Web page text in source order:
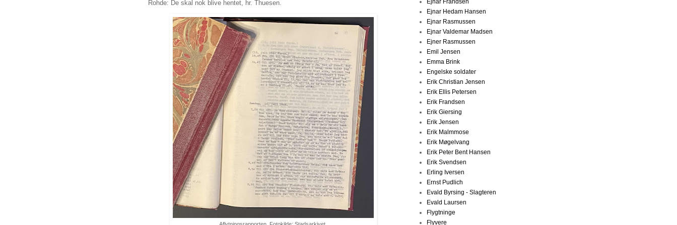
Rohde: De skal nok blive hentet, hr. Thuesen.
Ejnar Frandsen
Ejnar Hedam Hansen
Ejnar Rasmussen
Ejnar Valdemar Madsen
Ejner Rasmussen
Emil Jensen
Emma Brink
Engelske soldater
Erik Christian Jensen
Erik Ellis Petersen
Erik Frandsen
Erik Giersing
Erik Jensen
Erik Malmmose
Erik Møgelvang
Erik Peter Bent Hansen
Erik Svendsen
Erling Iversen
Ernst Pudlich
Evald Byrsing - Slagteren
Evald Laursen
Flygtninge
Flyvere